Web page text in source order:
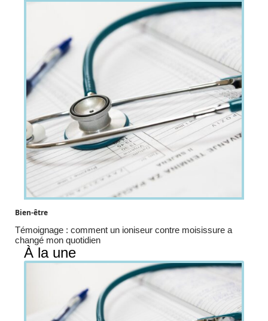
Bien-être
Témoignage : comment un ioniseur contre moisissure a
changé mon quotidien
À la une